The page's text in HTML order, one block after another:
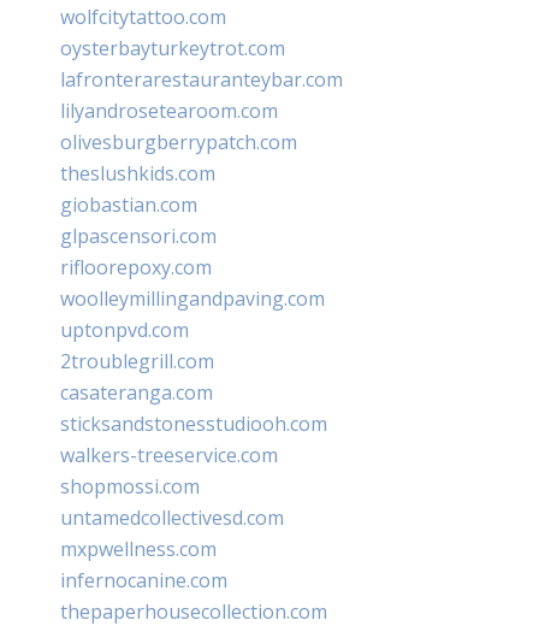
wolfcitytattoo.com
oysterbayturkeytrot.com
lafronterarestauranteybar.com
lilyandrosetearoom.com
olivesburgberrypatch.com
theslushkids.com
giobastian.com
glpascensori.com
rifloorepoxy.com
woolleymillingandpaving.com
uptonpvd.com
2troublegrill.com
casateranga.com
sticksandstonesstudiooh.com
walkers-treeservice.com
shopmossi.com
untamedcollectivesd.com
mxpwellness.com
infernocanine.com
thepaperhousecollection.com